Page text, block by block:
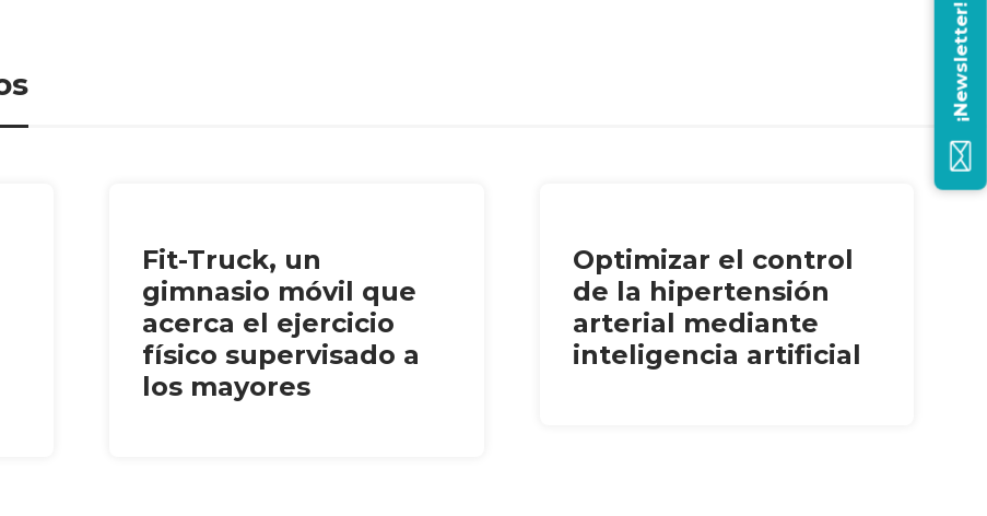
Fit-Truck, un
gimnasio móvil que
acerca el ejercicio
físico supervisado a
los mayores
Optimizar el control
de la hipertensión
arterial mediante
inteligencia artificial
¡Newsletter!